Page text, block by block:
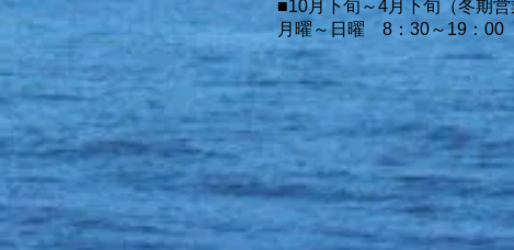
■10月下旬～4月下旬（冬期営
月曜～日曜 8：30～19：00